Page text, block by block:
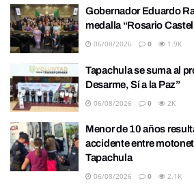
Gobernador Eduardo
medalla “Rosario
06/08/2026 0 1.9K
Tapachula se suma al
Desarme, Sí a la Paz”
06/08/2026 0 2K
Menor de 10 años
accidente entre
Tapachula
06/08/2026 0 2.1K